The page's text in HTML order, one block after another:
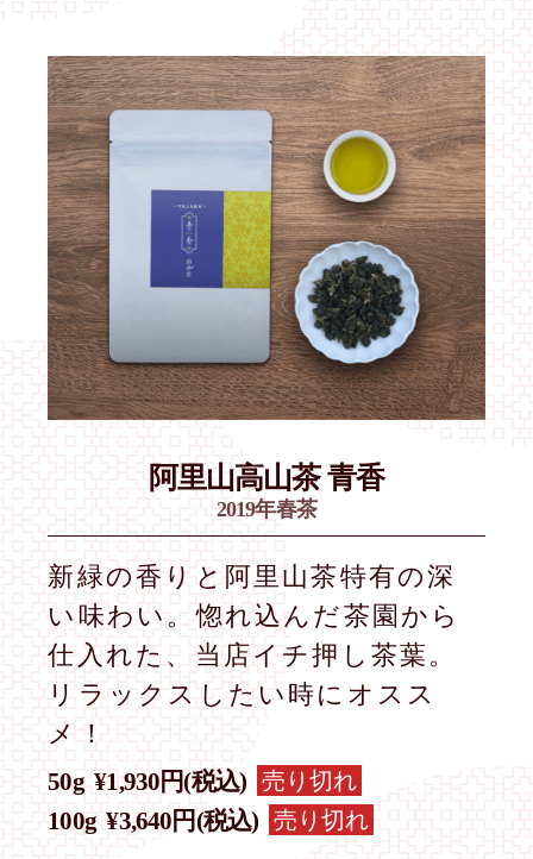
阿里山高山茶 青香
2019年春茶
新緑の香りと阿里山茶特有の深
い味わい。惚れ込んだ茶園から
仕入れた、当店イチ押し茶葉。
リラックスしたい時にオスス
メ！
50g ¥1,930円(税込) 売り切れ
100g ¥3,640円(税込) 売り切れ